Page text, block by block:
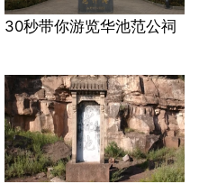
30秒带你游览华池范公祠